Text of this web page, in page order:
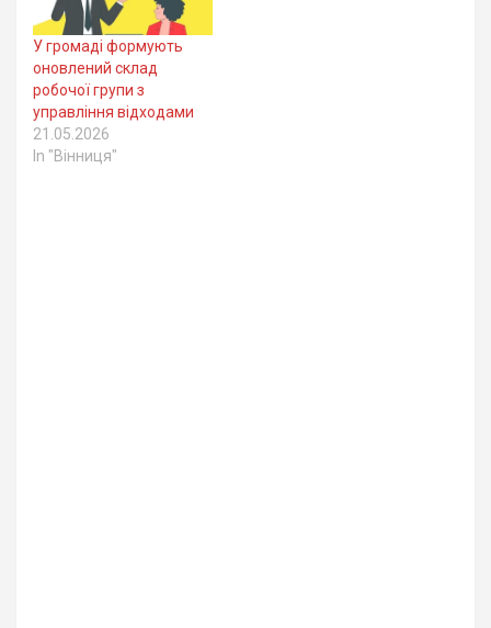
У громаді формують
оновлений склад
робочої групи з
управління відходами
21.05.2026
In "Вінниця"